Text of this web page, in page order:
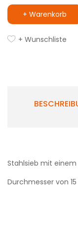
+ Warenkorb
+ Wunschliste
Stahlsieb mit
Durchmesser von